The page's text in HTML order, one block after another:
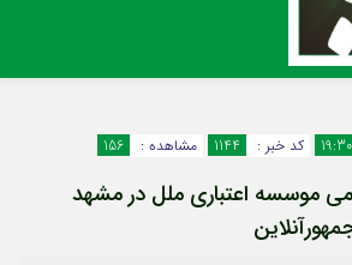
ایتا
اپلیکیشن
کد خبر : 1144 مشاهده : 156
موسسه اعتباری ملل در مشهد